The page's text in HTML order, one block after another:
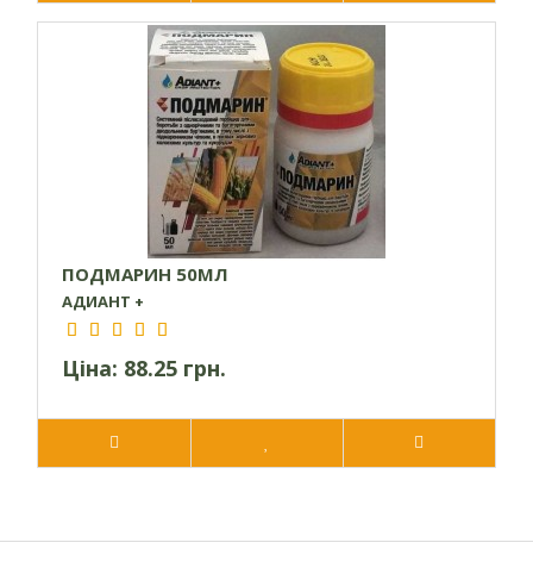
ПОДМАРИН 50МЛ
АДИАНТ +
Ціна: 88.25 грн.